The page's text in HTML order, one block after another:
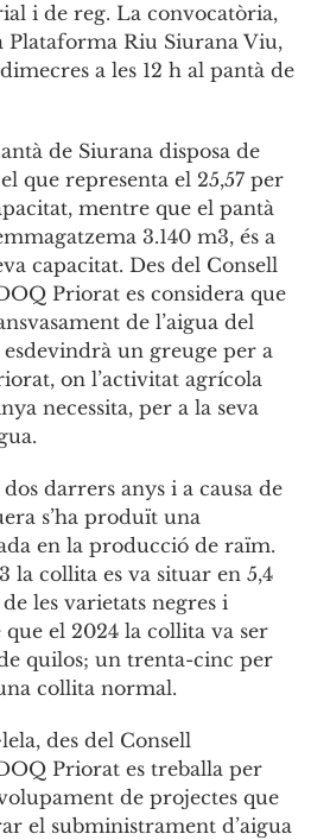
i de reg. La convocatòria,
Plataforma Riu Siurana Viu,
a les 12 h al pantà de
de Siurana disposa de
que representa el 25,57 per
mentre que el pantà
3.140 m3, és a
capacitat. Des del Consell
Priorat es considera que
de l’aigua del
un greuge per a
on l’activitat agrícola
necessita, per a la seva
darrers anys i a causa de
s’ha produït una
en la producció de raïm.
la collita es va situar en 5,4
les varietats negres i
el 2024 la collita va ser
quilos; un trenta-cinc per
collita normal.
des del Consell
Priorat es treballa per
de projectes que
el subministrament d’aigua